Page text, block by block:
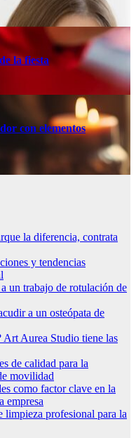
la fiesta
con elementos
y tendencias
movilidad
empresa